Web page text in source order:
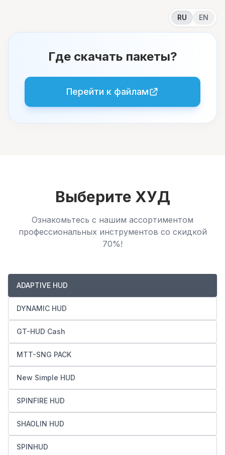
RU EN
Где скачать пакеты?
Перейти к файлам
Выберите ХУД
Ознакомьтесь с нашим ассортиментом
профессиональных инструментов со скидкой
70%!
ADAPTIVE HUD
DYNAMIC HUD
GT-HUD Cash
MTT-SNG PACK
New Simple HUD
SPINFIRE HUD
SHAOLIN HUD
SPINHUD